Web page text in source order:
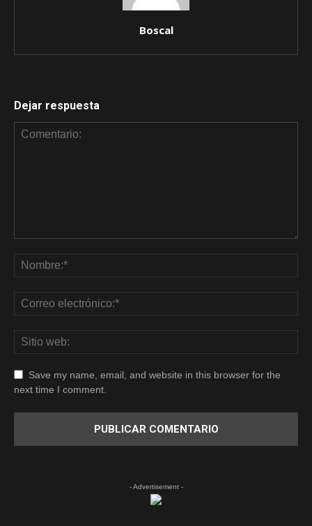
Boscal
Dejar respuesta
Save my name, email, and website in this browser for the
next time I comment.
- Advertisement -